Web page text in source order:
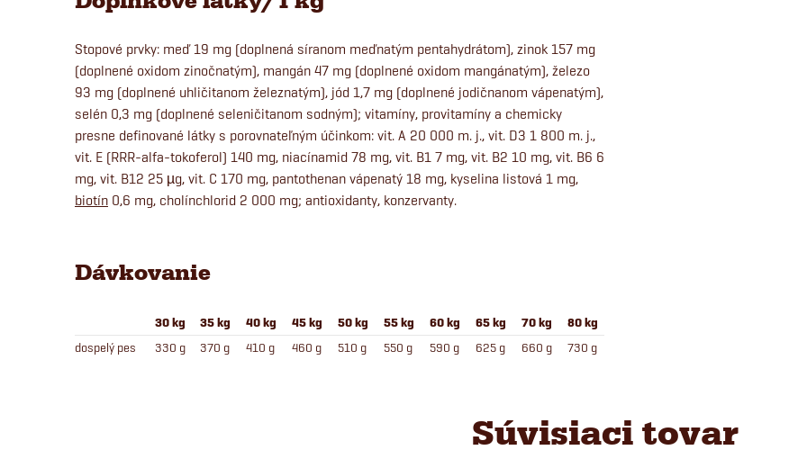
Stopové prvky: meď 19 mg (doplnená síranom meďnatým pentahydrátom), zinok 157 mg
(doplnené oxidom zinočnatým), mangán 47 mg (doplnené oxidom mangánatým), železo
93 mg (doplnené uhličitanom železnatým), jód 1,7 mg (doplnené jodičnanom vápenatým),
selén 0,3 mg (doplnené seleničitanom sodným); vitamíny, provitamíny a chemicky
presne definované látky s porovnateľným účinkom: vit. A 20 000 m. j., vit. D3 1 800 m. j.,
vit. E (RRR-alfa-tokoferol) 140 mg, niacínamid 78 mg, vit. B1 7 mg, vit. B2 10 mg, vit. B6 6
mg, vit. B12 25 µg, vit. C 170 mg, pantothenan vápenatý 18 mg, kyselina listová 1 mg,
biotín 0,6 mg, cholínchlorid 2 000 mg; antioxidanty, konzervanty.
Dávkovanie
30 kg 35 kg 40 kg 45 kg 50 kg 55 kg 60 kg 65 kg 70 kg 80 kg
dospelý pes 330 g 370 g 410 g 460 g 510 g 550 g 590 g 625 g 660 g 730 g
Súvisiaci tovar